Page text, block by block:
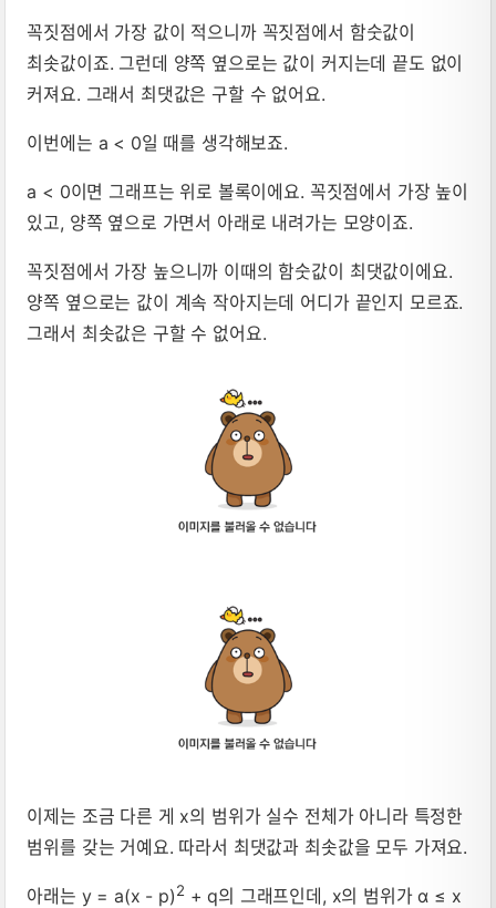
꼭짓점에서 가장 값이 적으니까 꼭짓점에서 함숫값이
최솟값이죠. 그런데 양쪽 옆으로는 값이 커지는데 끝도 없이
커져요. 그래서 최댓값은 구할 수 없어요.
이번에는 a < 0일 때를 생각해보죠.
a < 0이면 그래프는 위로 볼록이에요. 꼭짓점에서 가장 높이
있고, 양쪽 옆으로 가면서 아래로 내려가는 모양이죠.
꼭짓점에서 가장 높으니까 이때의 함숫값이 최댓값이에요.
양쪽 옆으로는 값이 계속 작아지는데 어디가 끝인지 모르죠.
그래서 최솟값은 구할 수 없어요.
이제는 조금 다른 게 x의 범위가 실수 전체가 아니라 특정한
범위를 갖는 거예요. 따라서 최댓값과 최솟값을 모두 가져요.
아래는 y = a(x - p)2 + q의 그래프인데, x의 범위가 α ≤ x